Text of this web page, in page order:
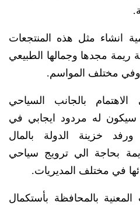
انشاء مثل هذه المنتجعات
ريمة مجدها وجمالها الطبيعي
وفي مختلف المواسم.
بالجانب السياحي
سيكون له مردود ايجابي في
ورفد خزينة الدولة بالمال
بحاجة الي ترويج سياحي
في مختلف المديريات.
بالمحافظة بأستكمال